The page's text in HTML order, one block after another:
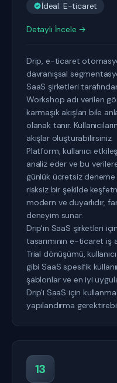
İdeal: E-ticaret
Detaylı İncele →
Drip, e-ticaret
davranışsal
SaaS şirketleri
Workshop adı verilen
karmaşık akışları bile
olanak tanır.
akışlar oluşturabilirsiniz.
Platform, kullanıcı
analiz eder ve bu
günlük ücretsiz
risksiz bir şekilde
modern ve duyarlıdır,
deneyim sunar.
Drip'in SaaS şirketleri
tasarımının e-ticaret iş
Trial dönüşümü,
gibi SaaS spesifik
şablonlar ve en iyi
Drip'i SaaS için
yapılandırma
13